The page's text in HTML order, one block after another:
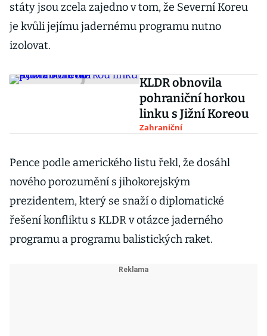
státy jsou zcela zajedno v tom, že Severní Koreu
je kvůli jejímu jadernému programu nutno
izolovat.
KLDR obnovila
pohraniční horkou
linku s Jižní Koreou
Zahraniční
Pence podle amerického listu řekl, že dosáhl
nového porozumění s jihokorejským
prezidentem, který se snaží o diplomatické
řešení konfliktu s KLDR v otázce jaderného
programu a programu balistických raket.